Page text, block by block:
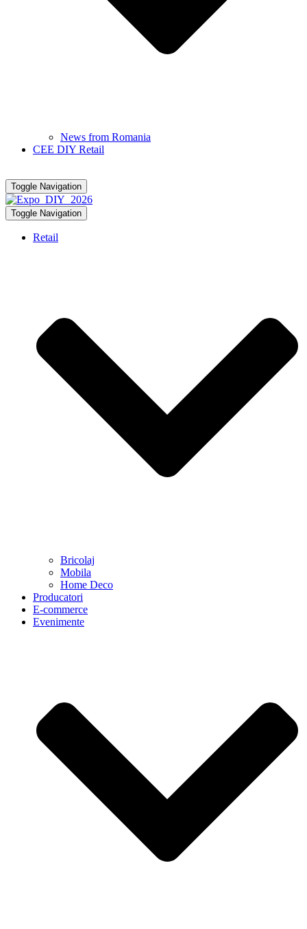
News from Romania
CEE DIY Retail
Toggle Navigation
Toggle Navigation
Retail
Bricolaj
Mobila
Home Deco
Producatori
E-commerce
Evenimente